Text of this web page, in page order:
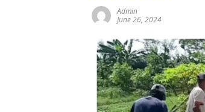
Admin
June 26, 2024